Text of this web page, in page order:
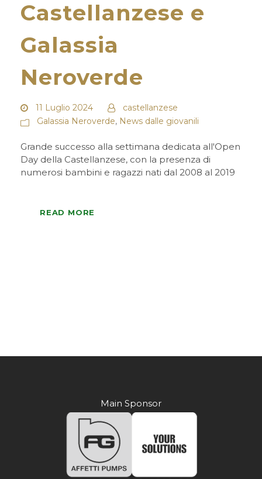
Castellanzese e
Galassia
Neroverde
11 Luglio 2024
castellanzese
Galassia Neroverde, News dalle giovanili
Grande successo alla settimana dedicata all'Open
Day della Castellanzese, con la presenza di
numerosi bambini e ragazzi nati dal 2008 al 2019
READ MORE
Main Sponsor